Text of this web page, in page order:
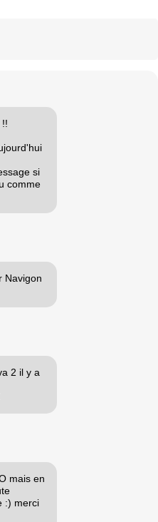
si
comme
Navigon
2 il y a
mais en
:) merci